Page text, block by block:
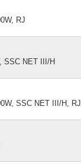
RJ
SSC NET III/H
SSC NET III/H, RJ